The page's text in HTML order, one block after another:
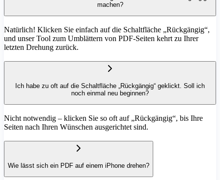
machen?
Natürlich! Klicken Sie einfach auf die Schaltfläche „Rückgängig“,
und unser Tool zum Umblättern von PDF-Seiten kehrt zu Ihrer
letzten Drehung zurück.
Ich habe zu oft auf die Schaltfläche „Rückgängig“ geklickt. Soll ich
noch einmal neu beginnen?
Nicht notwendig – klicken Sie so oft auf „Rückgängig“, bis Ihre
Seiten nach Ihren Wünschen ausgerichtet sind.
Wie lässt sich ein PDF auf einem iPhone drehen?